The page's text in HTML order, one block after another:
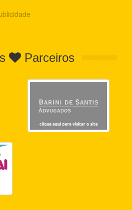
Parceiros